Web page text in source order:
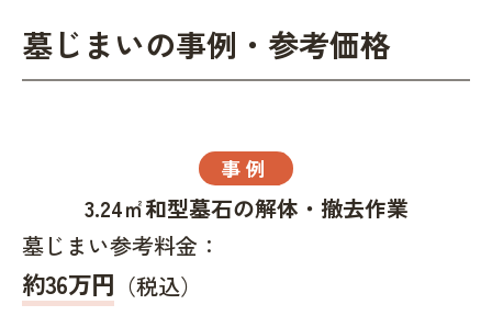
墓じまいの事例・参考価格
事例
3.24㎡和型墓石の解体・撤去作業
墓じまい参考料金：
約36万円 （税込）